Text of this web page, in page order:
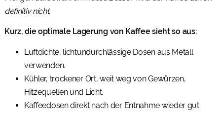
definitiv nicht.
Kurz, die optimale Lagerung von Kaffee sieht so aus:
Luftdichte, lichtundurchlässige Dosen aus Metall
verwenden.
Kühler, trockener Ort, weit weg von Gewürzen,
Hitzequellen und Licht.
Kaffeedosen direkt nach der Entnahme wieder gut